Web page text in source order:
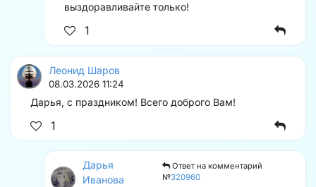
выздоравливайте только!
1
Леонид Шаров
08.03.2026 11:24
Дарья, с праздником! Всего доброго Вам!
1
Дарья
Иванова
Ответ на комментарий
№320960